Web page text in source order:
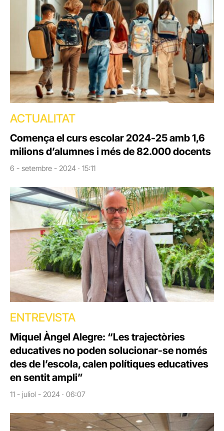
ACTUALITAT
Comença el curs escolar 2024-25 amb 1,6
milions d’alumnes i més de 82.000 docents
6 - setembre - 2024 · 15:11
ENTREVISTA
Miquel Àngel Alegre: “Les trajectòries
educatives no poden solucionar-se només
des de l’escola, calen polítiques educatives
en sentit ampli”
11 - juliol - 2024 · 06:07